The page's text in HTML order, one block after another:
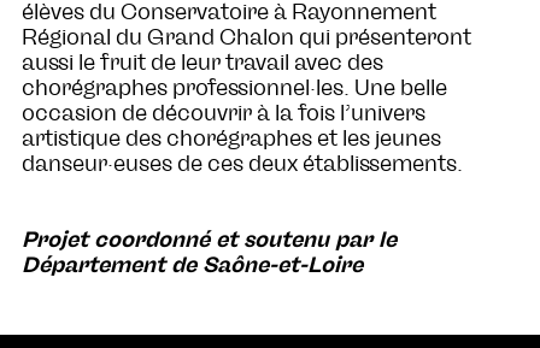
élèves du Conservatoire à Rayonnement
Régional du Grand Chalon qui présenteront
aussi le fruit de leur travail avec des
chorégraphes professionnel·les. Une belle
occasion de découvrir à la fois l’univers
artistique des chorégraphes et les jeunes
danseur·euses de ces deux établissements.
Projet coordonné et soutenu par le
Département de Saône-et-Loire